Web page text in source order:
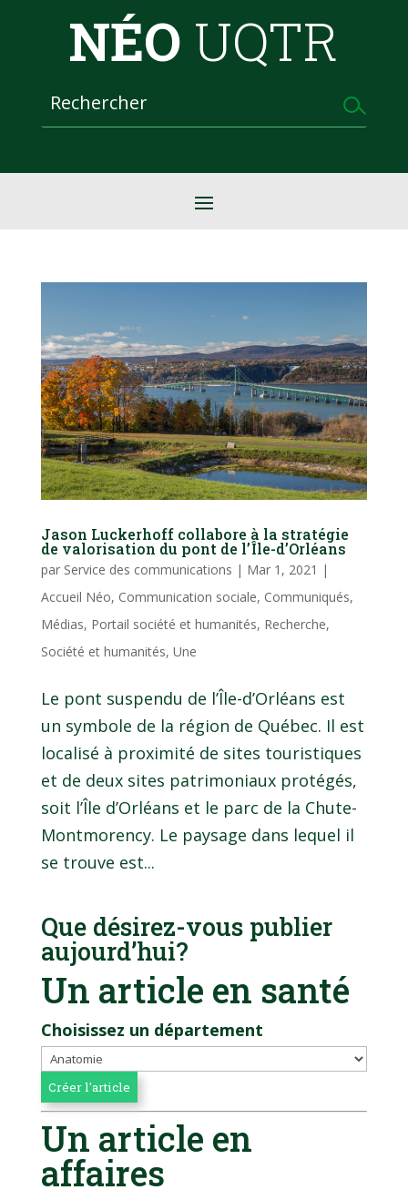
NÉO UQTR
Jason Luckerhoff collabore à la stratégie
de valorisation du pont de l’Île-d’Orléans
par Service des communications | Mar 1, 2021 |
Accueil Néo, Communication sociale, Communiqués,
Médias, Portail société et humanités, Recherche,
Société et humanités, Une
Le pont suspendu de l’Île-d’Orléans est
un symbole de la région de Québec. Il est
localisé à proximité de sites touristiques
et de deux sites patrimoniaux protégés,
soit l’Île d’Orléans et le parc de la Chute-
Montmorency. Le paysage dans lequel il
se trouve est...
Que désirez-vous publier
aujourd’hui?
Un article en santé
Choisissez un département
Un article en
affaires